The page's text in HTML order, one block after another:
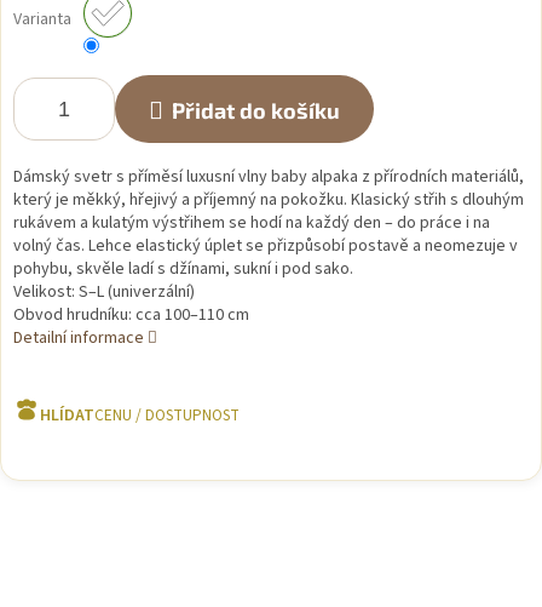
cena:
Varianta
Přidat do košíku
Dámský svetr s příměsí luxusní vlny baby alpaka z přírodních materiálů,
který je měkký, hřejivý a příjemný na pokožku. Klasický střih s dlouhým
rukávem a kulatým výstřihem se hodí na každý den – do práce i na
volný čas. Lehce elastický úplet se přizpůsobí postavě a neomezuje v
pohybu, skvěle ladí s džínami, sukní i pod sako.
Velikost: S–L (univerzální)
Obvod hrudníku: cca 100–110 cm
Detailní informace
HLÍDAT